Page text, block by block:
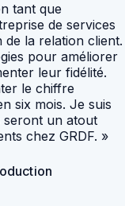
tant que
de services
de la relation client.
pour améliorer
leur fidélité.
le chiffre
six mois. Je suis
seront un atout
chez GRDF. »